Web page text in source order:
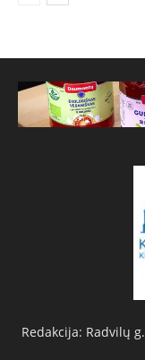
Redakcija: Radvilų